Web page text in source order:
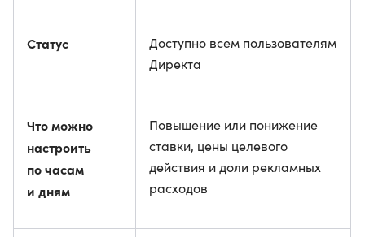
Статус
Доступно всем пользователям
Директа
Что можно
настроить
по часам
и дням
Повышение или понижение
ставки, цены целевого
действия и доли рекламных
расходов